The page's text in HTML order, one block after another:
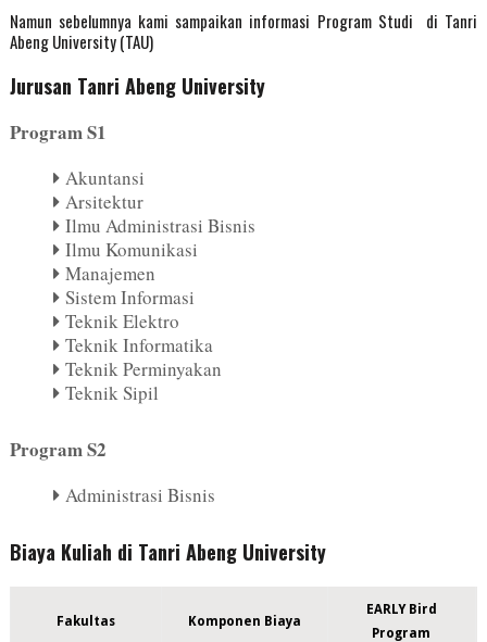
Namun sebelumnya kami sampaikan informasi Program Studi di Tanri
Abeng University (TAU)
Jurusan Tanri Abeng University
Program S1
Akuntansi
Arsitektur
Ilmu Administrasi Bisnis
Ilmu Komunikasi
Manajemen
Sistem Informasi
Teknik Elektro
Teknik Informatika
Teknik Perminyakan
Teknik Sipil
Program S2
Administrasi Bisnis
Biaya Kuliah di Tanri Abeng University
Fakultas Komponen Biaya
EARLY Bird
Program